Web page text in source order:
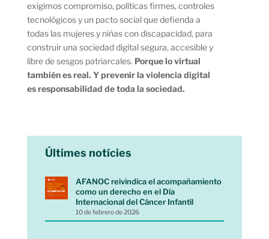
exigimos compromiso, políticas firmes, controles
tecnológicos y un pacto social que defienda a
todas las mujeres y niñas con discapacidad, para
construir una sociedad digital segura, accesible y
libre de sesgos patriarcales. Porque lo virtual
también es real. Y prevenir la violencia digital
es responsabilidad de toda la sociedad.
Últimes notícies
AFANOC reivindica el acompañamiento
como un derecho en el Día
Internacional del Cáncer Infantil
10 de febrero de 2026